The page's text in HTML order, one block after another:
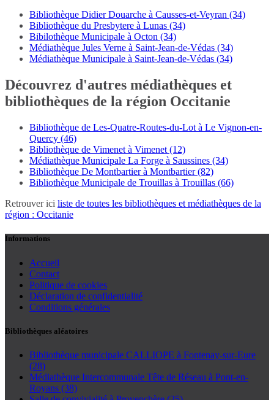
Bibliothèque Didier Douarche à Causses-et-Veyran (34)
Bibliothèque du Presbytere à Lunas (34)
Bibilothèque Municipale à Octon (34)
Médiathèque Jules Verne à Saint-Jean-de-Védas (34)
Médiathèque Municipale à Saint-Jean-de-Védas (34)
Découvrez d'autres médiathèques et
bibliothèques de la région Occitanie
Bibliothèque de Les-Quatre-Routes-du-Lot à Le Vignon-en-
Quercy (46)
Bibliothèque de Vimenet à Vimenet (12)
Médiathèque Municipale La Forge à Saussines (34)
Bibliothèque De Montbartier à Montbartier (82)
Bibliothèque Municipale de Trouillas à Trouillas (66)
Retrouver ici liste de toutes les bibliothèques et médiathèques de la
région : Occitanie
Informations
Accueil
Contact
Politique de cookies
Déclaration de confidentialité
Conditions générales
Bibliothèques aléatoires
Bibliothèque municipale CALLIOPE à Fontenay-sur-Eure
(28)
Médiathèque Intercommunale Tête de Réseau à Pont-en-
Royans (38)